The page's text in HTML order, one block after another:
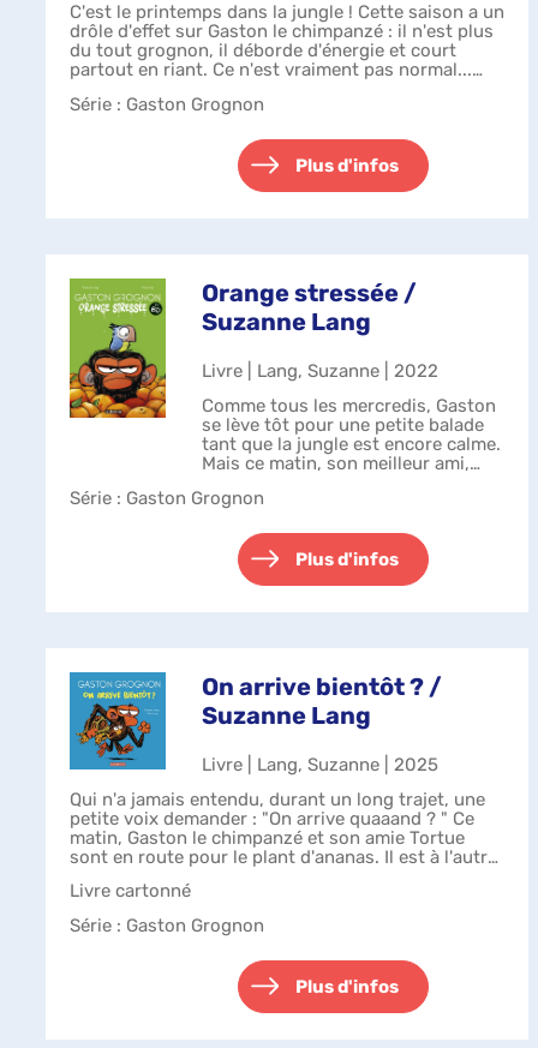
C'est le printemps dans la jungle ! Cette saison a un
drôle d'effet sur Gaston le chimpanzé : il n'est plus
du tout grognon, il déborde d'énergie et court
partout en riant. Ce n'est vraiment pas normal...
Série : Gaston Grognon
Plus d'infos
Orange stressée /
Suzanne Lang
Livre | Lang, Suzanne | 2022
Comme tous les mercredis, Gaston
se lève tôt pour une petite balade
tant que la jungle est encore calme.
Mais ce matin, son meilleur ami,
avec lui. Et bientôt, tous les autres
Série : Gaston Grognon
Plus d'infos
On arrive bientôt ? /
Suzanne Lang
Livre | Lang, Suzanne | 2025
Qui n'a jamais entendu, durant un long trajet, une
petite voix demander : "On arrive quaaand ? " Ce
matin, Gaston le chimpanzé et son amie Tortue
sont en route pour le plant d'ananas. Il est à l'autre
Livre cartonné
Série : Gaston Grognon
Plus d'infos